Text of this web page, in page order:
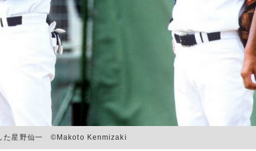
た星野仙一 ©Makoto Kenmizaki